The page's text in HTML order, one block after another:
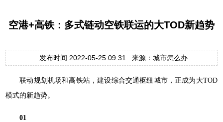
空港+高铁：多式链动空铁联运的大TOD新趋势
发布时间:2022-05-25 09:31 来源：城市怎么办
联动规划机场和高铁站，建设综合交通枢纽城市，正成为大TOD
模式的新趋势。
01